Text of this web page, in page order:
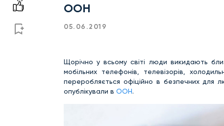
ООН
05.06.2019
Щорічно у всьому світі люди викидають
мобільних телефонів, телевізорів,
переробляється офіційно в безпечних для
опублікували в ООН.